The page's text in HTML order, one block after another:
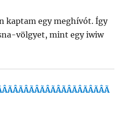
kaptam egy meghívót. Így
völgyet, mint egy iwiw